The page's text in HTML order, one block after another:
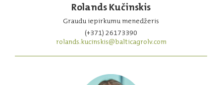
Rolands Kučinskis
Graudu iepirkumu menedžeris
(+371) 26173390
rolands.kucinskis@balticagrolv.com